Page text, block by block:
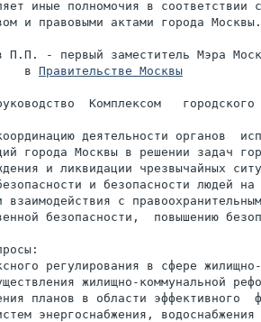
иные полномочия в соответствии
и правовыми актами города Москвы.
П.П. - первый заместитель Мэра
в
Правительстве Москвы
Комплексом   городского
деятельности органов
города Москвы в решении задач
и ликвидации чрезвычайных
и безопасности людей
с
безопасности,  повышению
регулирования в сфере
жилищно-коммунальной
планов в области эффективного
энергоснабжения,